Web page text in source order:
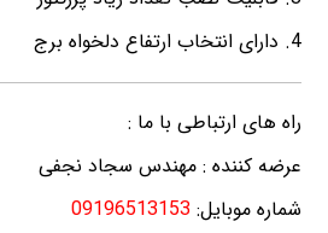
4. دارای انتخاب ارتفاع دلخواه برج
راه های ارتباطی با ما :
عرضه کننده : مهندس سجاد نجفی
شماره موبایل: 09196513153